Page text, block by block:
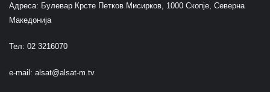
Адреса: Булевар Крсте Петков Мисирков, 1000 Скопје, Северна
Македонија
Тел: 02 3216070
e-mail: alsat@alsat-m.tv